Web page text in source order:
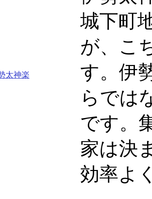
城下町
が、こ
す。伊
らでは
です。
家は決
効率よ